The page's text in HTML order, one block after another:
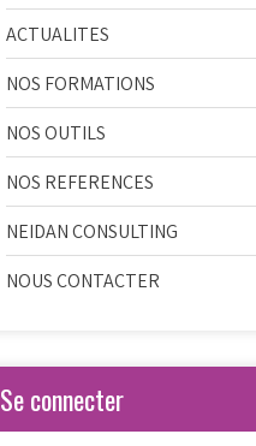
ACTUALITES
NOS FORMATIONS
NOS OUTILS
NOS REFERENCES
NEIDAN CONSULTING
NOUS CONTACTER
Se connecter